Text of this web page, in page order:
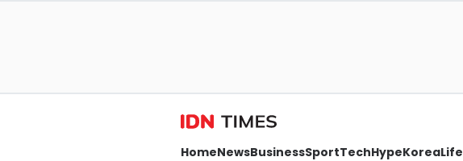
HomeNewsBusinessSportTechHypeKoreaLife